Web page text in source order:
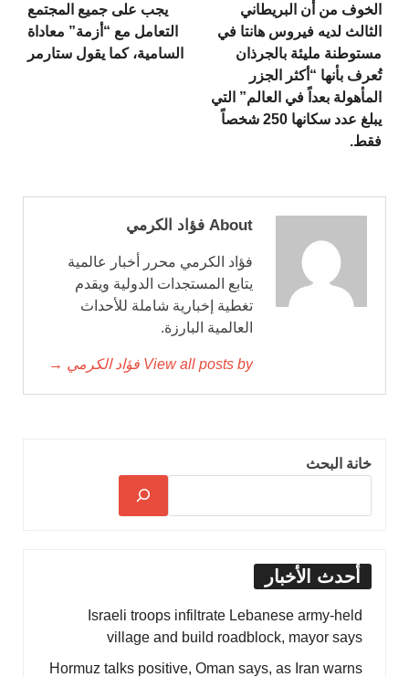
الخوف من أن البريطاني
الثالث لديه فيروس هانتا في
مستوطنة مليئة بالجرذان
تُعرف بأنها “أكثر الجزر
المأهولة بعداً في العالم” التي
يبلغ عدد سكانها 250 شخصاً
فقط.
يجب على جميع المجتمع
التعامل مع “أزمة” معاداة
السامية، كما يقول ستارمر
About فؤاد الكرمي
فؤاد الكرمي محرر أخبار عالمية
يتابع المستجدات الدولية ويقدم
تغطية إخبارية شاملة للأحداث
العالمية البارزة.
View all posts by فؤاد الكرمي →
خانة البحث
أحدث الأخبار
Israeli troops infiltrate Lebanese army-held
village and build roadblock, mayor says
Hormuz talks positive, Oman says, as Iran warns